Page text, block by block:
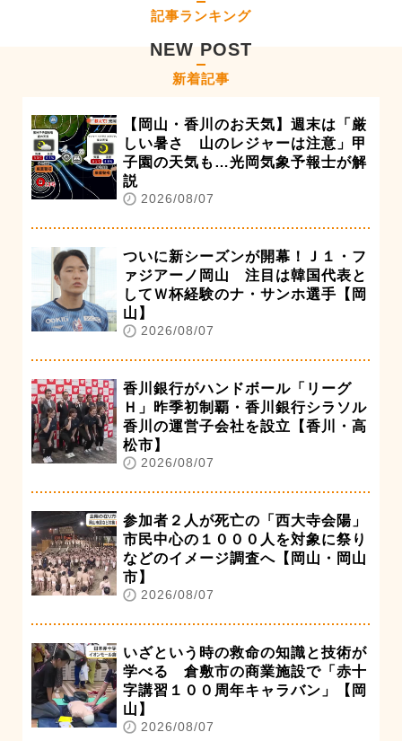
記事ランキング
NEW POST
新着記事
【岡山・香川のお天気】週末は「厳
しい暑さ 山のレジャーは注意」甲
子園の天気も…光岡気象予報士が解
説
2026/08/07
ついに新シーズンが開幕！Ｊ１・フ
ァジアーノ岡山 注目は韓国代表と
してＷ杯経験のナ・サンホ選手【岡
山】
2026/08/07
香川銀行がハンドボール「リーグ
Ｈ」昨季初制覇・香川銀行シラソル
香川の運営子会社を設立【香川・高
松市】
2026/08/07
参加者２人が死亡の「西大寺会陽」
市民中心の１０００人を対象に祭り
などのイメージ調査へ【岡山・岡山
市】
2026/08/07
いざという時の救命の知識と技術が
学べる 倉敷市の商業施設で「赤十
字講習１００周年キャラバン」【岡
山】
2026/08/07